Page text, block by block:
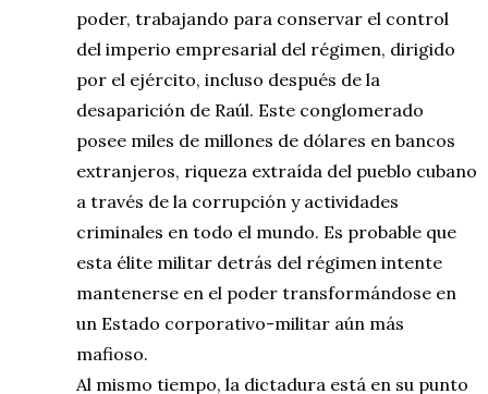
poder, trabajando para conservar el control
del imperio empresarial del régimen, dirigido
por el ejército, incluso después de la
desaparición de Raúl. Este conglomerado
posee miles de millones de dólares en bancos
extranjeros, riqueza extraída del pueblo cubano
a través de la corrupción y actividades
criminales en todo el mundo. Es probable que
esta élite militar detrás del régimen intente
mantenerse en el poder transformándose en
un Estado corporativo-militar aún más
mafioso.
Al mismo tiempo, la dictadura está en su punto